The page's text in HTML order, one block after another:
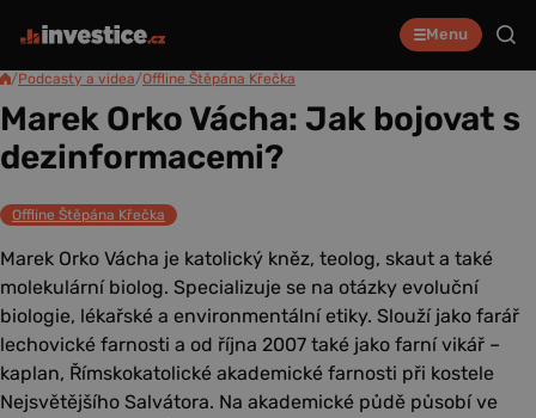
Menu
/Podcasty a videa/Offline Štěpána Křečka
Marek Orko Vácha: Jak bojovat s
dezinformacemi?
Offline Štěpána Křečka
Marek Orko Vácha je katolický kněz, teolog, skaut a také
molekulární biolog. Specializuje se na otázky evoluční
biologie, lékařské a environmentální etiky. Slouží jako farář
lechovické farnosti a od října 2007 také jako farní vikář –
kaplan, Římskokatolické akademické farnosti při kostele
Nejsvětějšího Salvátora. Na akademické půdě působí ve